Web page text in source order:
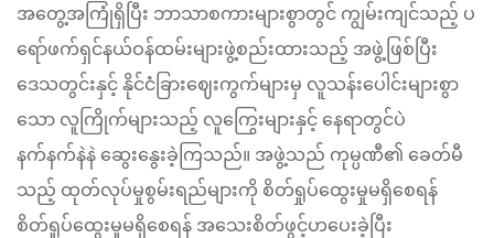
အတွေ့အကြုံရှိပြီး ဘာသာစကားများစွာတွင် ကျွမ်းကျင်သည့် ပ
ရော်ဖက်ရှင်နယ်ဝန်ထမ်းများဖွဲ့စည်းထားသည့် အဖွဲ့ဖြစ်ပြီး
ဒေသတွင်းနှင့် နိုင်ငံခြားဈေးကွက်များမှ လူသန်းပေါင်းများစွာ
သော လူကြိုက်များသည့် လူကြွေးများနှင့် နေရာတွင်ပဲ
နက်နက်နဲနဲ ဆွေးနွေးခဲ့ကြသည်။ အဖွဲ့သည် ကုမ္ပဏီ၏ ခေတ်မီ
သည့် ထုတ်လုပ်မှုစွမ်းရည်များကို စိတ်ရှုပ်ထွေးမှုမရှိစေရန်
စိတ်ရှုပ်ထွေးမှုမရှိစေရန် အသေးစိတ်ဖွင့်ဟပေးခဲ့ပြီး